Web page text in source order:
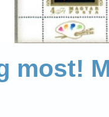
most!